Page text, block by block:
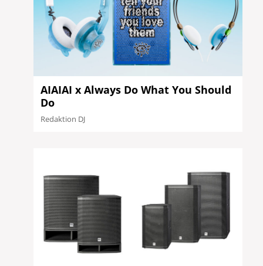
AIAIAI x Always Do What You Should
Do
Redaktion DJ